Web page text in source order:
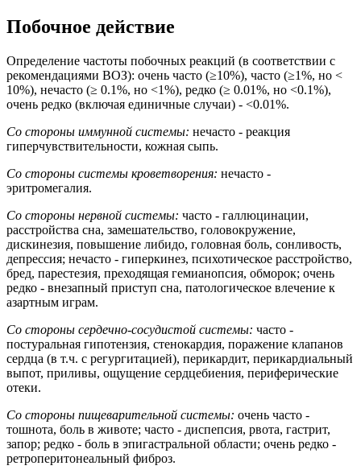
Побочное действие
Определение частоты побочных реакций (в соответствии с
рекомендациями ВОЗ): очень часто (≥10%), часто (≥1%, но <
10%), нечасто (≥ 0.1%, но <1%), редко (≥ 0.01%, но <0.1%),
очень редко (включая единичные случаи) - <0.01%.
Со стороны иммунной системы: нечасто - реакция
гиперчувствительности, кожная сыпь.
Со стороны системы кроветворения: нечасто -
эритромегалия.
Со стороны нервной системы: часто - галлюцинации,
расстройства сна, замешательство, головокружение,
дискинезия, повышение либидо, головная боль, сонливость,
депрессия; нечасто - гиперкинез, психотическое расстройство,
бред, парестезия, преходящая гемианопсия, обморок; очень
редко - внезапный приступ сна, патологическое влечение к
азартным играм.
Со стороны сердечно-сосудистой системы: часто -
постуральная гипотензия, стенокардия, поражение клапанов
сердца (в т.ч. с регургитацией), перикардит, перикардиальный
выпот, приливы, ощущение сердцебиения, периферические
отеки.
Со стороны пищеварительной системы: очень часто -
тошнота, боль в животе; часто - диспепсия, рвота, гастрит,
запор; редко - боль в эпигастральной области; очень редко -
ретроперитонеальный фиброз.